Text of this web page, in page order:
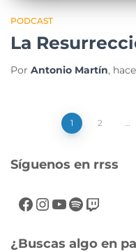
PODCAST
La
Por Antonio Martín , hace
1 2
Síguenos en rrss
¿Buscas algo en